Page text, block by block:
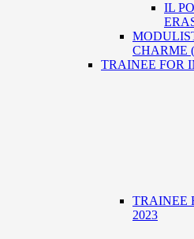
IL
CHARME
TRAINEE FOR
TRAINEE
2023